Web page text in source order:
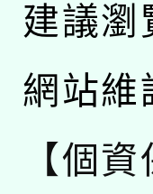
建議
網站維
【個